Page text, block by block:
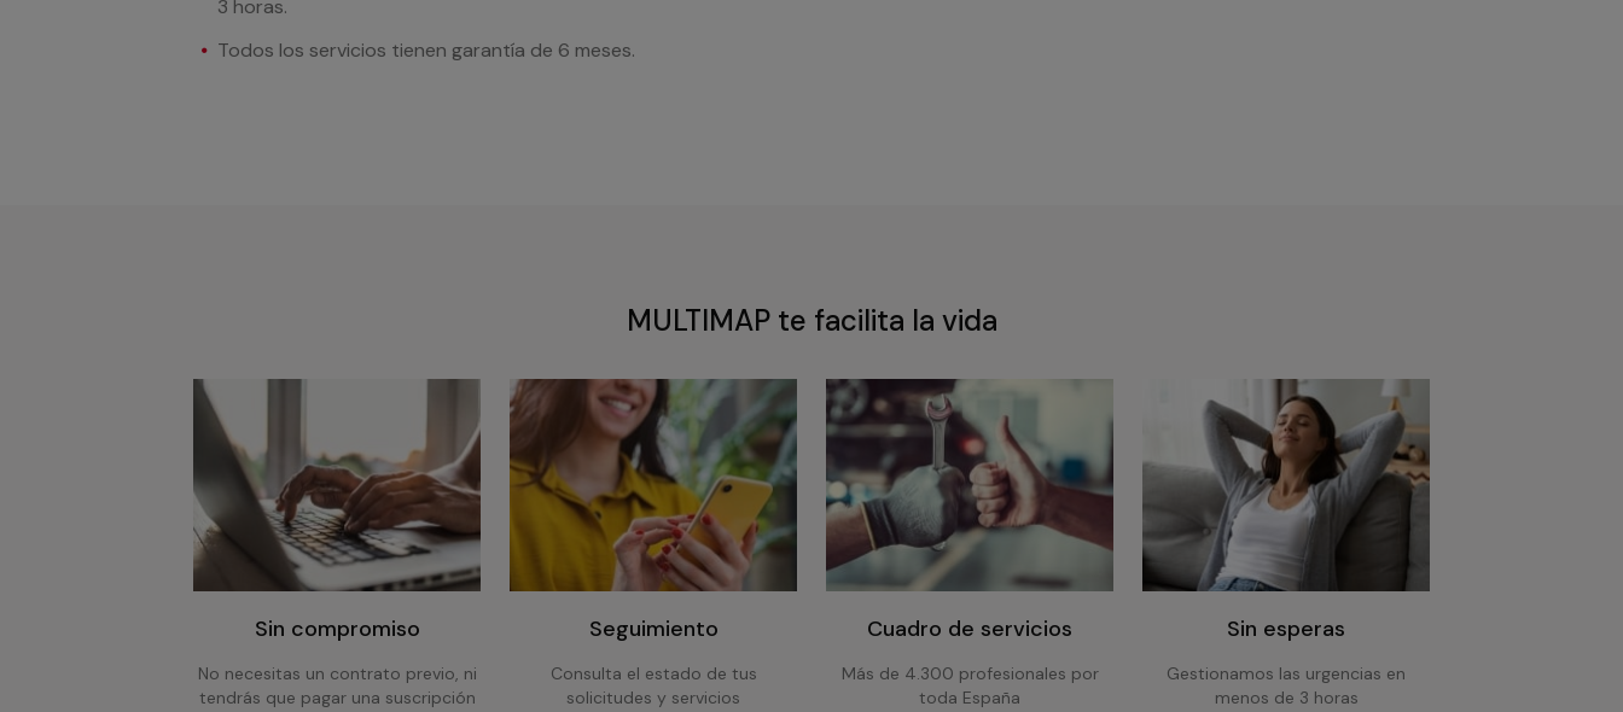
3 horas.
Todos los servicios tienen garantía de 6 meses.
MULTIMAP te facilita la vida
Sin compromiso
No necesitas un contrato previo, ni
tendrás que pagar una suscripción
Seguimiento
Consulta el estado de tus
solicitudes y servicios
Cuadro de servicios
Más de 4.300 profesionales por
toda España
Sin esperas
Gestionamos las urgencias en
menos de 3 horas